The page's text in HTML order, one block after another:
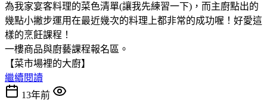
為我家宴客料理的菜色清單(讓我先練習一下)，而主廚點出的
幾點小撇步運用在最近幾次的料理上都非常的成功喔！好愛這
樣的烹飪課程！
一樓商品與廚藝課程報名區。
【菜市場裡的大廚】
繼續閱讀
13年前